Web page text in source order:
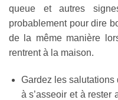
queue et autres
probablement pour dire
de la même manière
rentrent à la maison.
Gardez les salutations
à s’asseoir et à rester